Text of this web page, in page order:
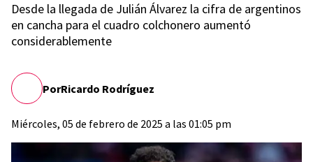
Desde la llegada de Julián Álvarez la cifra de argentinos
en cancha para el cuadro colchonero aumentó
considerablemente
PorRicardo Rodríguez
Miércoles, 05 de febrero de 2025 a las 01:05 pm